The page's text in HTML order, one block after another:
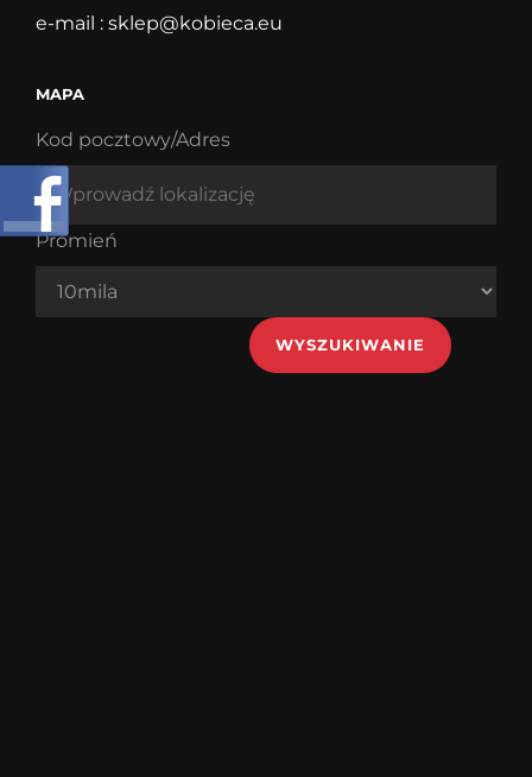
e-mail : sklep@kobieca.eu
MAPA
Kod pocztowy/Adres
Promień